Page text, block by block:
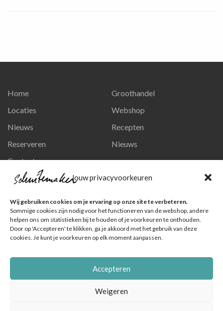
Jouw privacyvoorkeuren
Wij gebruiken cookies om je ervaring op onze site te verbeteren.
Sommige cookies zijn nodig voor het functioneren van de webshop, andere
helpen ons om statistieken bij te houden of je voorkeuren te onthouden.
Door op 'Accepteren' te klikken, ga je akkoord met het gebruik van deze
cookies. Je kunt je voorkeuren op elk moment aanpassen.
Accepteren
Weigeren
Home
Locaties
Nieuws
Reserveren
Contact
Privacy en persoonsgegevens
Groothandel
Webshop
Recepten
Nieuws
Ga naar onze pagina
Volg ons op Instagram
Ga naar onze pagina